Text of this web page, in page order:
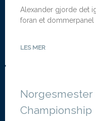
Alexander gjorde det
foran et dommerpanel
LES MER
Norgesmester
Championship